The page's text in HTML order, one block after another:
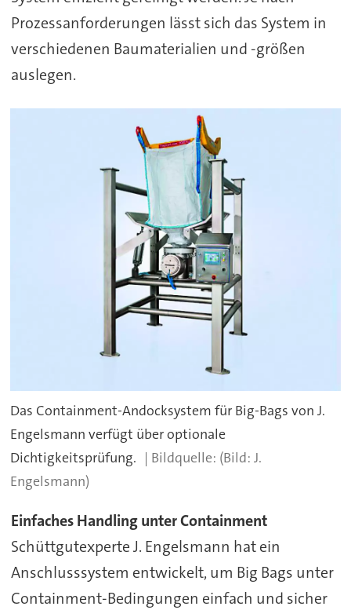
Prozessanforderungen lässt sich das System in
verschiedenen Baumaterialien und -größen
auslegen.
Das Containment-Andocksystem für Big-Bags von J.
Engelsmann verfügt über optionale
Dichtigkeitsprüfung.
(Bild: J.
Engelsmann)
Einfaches Handling unter Containment
Schüttgutexperte J. Engelsmann hat ein
Anschlusssystem entwickelt, um Big Bags unter
Containment-Bedingungen einfach und sicher